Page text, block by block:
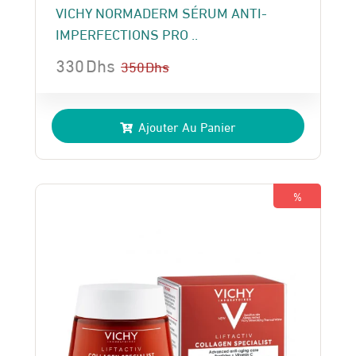
VICHY NORMADERM SÉRUM ANTI-
IMPERFECTIONS PRO ..
350Dhs
prix
initial
était :
350 Dhs.
330Dhs
prix
actuel
est :
330 Dhs.
Ajouter Au Panier
%